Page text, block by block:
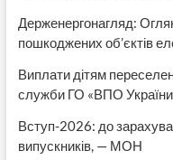
Держенергонагляд:
пошкоджених об’єктів
Виплати дітям
служби ГО «ВПО
Вступ-2026: до
випускників, — МОН